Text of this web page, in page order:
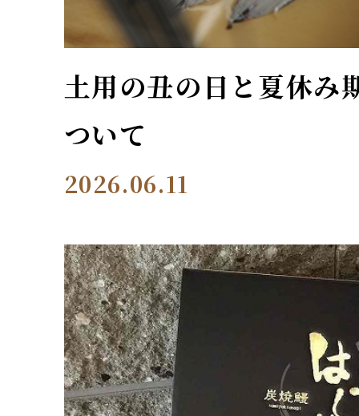
土用の丑の日と夏休み
ついて
2026.06.11